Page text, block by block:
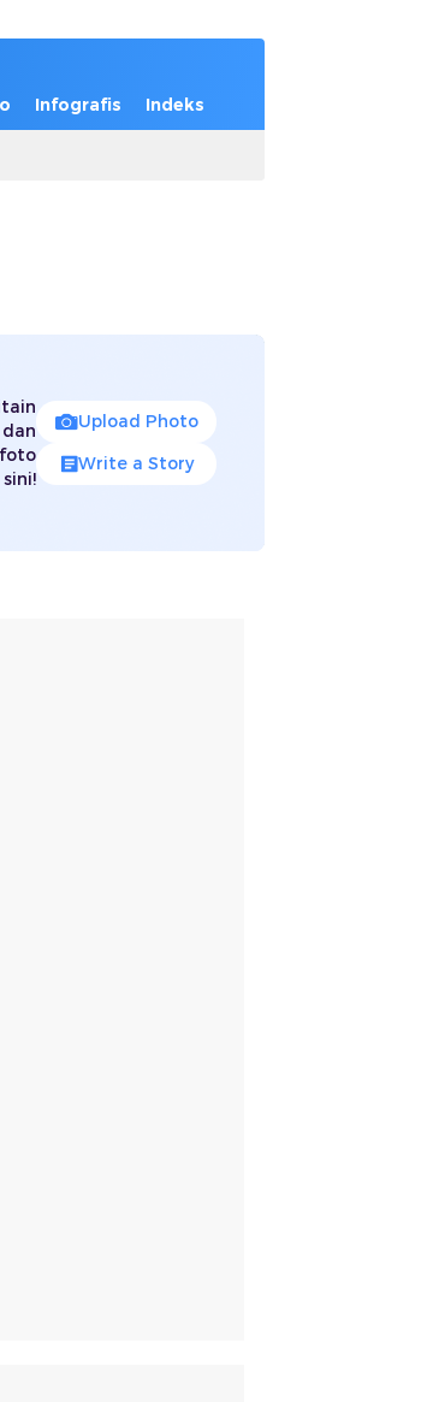
Infografis Indeks
Upload Photo
Write a Story